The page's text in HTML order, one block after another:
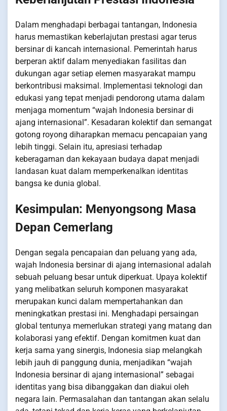
Dalam menghadapi berbagai tantangan, Indonesia
harus memastikan keberlajutan prestasi agar terus
bersinar di kancah internasional. Pemerintah harus
berperan aktif dalam menyediakan fasilitas dan
dukungan agar setiap elemen masyarakat mampu
berkontribusi maksimal. Implementasi teknologi dan
edukasi yang tepat menjadi pendorong utama dalam
menjaga momentum “wajah Indonesia bersinar di
ajang internasional”. Kesadaran kolektif dan semangat
gotong royong diharapkan memacu pencapaian yang
lebih tinggi. Selain itu, apresiasi terhadap
keberagaman dan kekayaan budaya dapat menjadi
landasan kuat dalam memperkenalkan identitas
bangsa ke dunia global.
Kesimpulan: Menyongsong Masa
Depan Cemerlang
Dengan segala pencapaian dan peluang yang ada,
wajah Indonesia bersinar di ajang internasional adalah
sebuah peluang besar untuk diperkuat. Upaya kolektif
yang melibatkan seluruh komponen masyarakat
merupakan kunci dalam mempertahankan dan
meningkatkan prestasi ini. Menghadapi persaingan
global tentunya memerlukan strategi yang matang dan
kolaborasi yang efektif. Dengan komitmen kuat dan
kerja sama yang sinergis, Indonesia siap melangkah
lebih jauh di panggung dunia, menjadikan “wajah
Indonesia bersinar di ajang internasional” sebagai
identitas yang bisa dibanggakan dan diakui oleh
negara lain. Permasalahan dan tantangan akan selalu